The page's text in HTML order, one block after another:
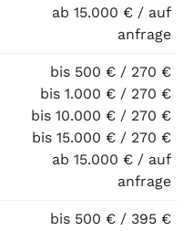
ab 15.000 € / auf
anfrage
bis 500 € / 270 €
bis 1.000 € / 270 €
bis 10.000 € / 270 €
bis 15.000 € / 270 €
ab 15.000 € / auf
anfrage
bis 500 € / 395 €